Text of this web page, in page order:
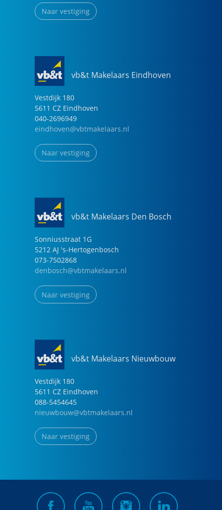
Naar vestiging
vb&t Makelaars Eindhoven
Vestdijk 180
5611 CZ Eindhoven
040-2696949
eindhoven@vbtmakelaars.nl
Naar vestiging
vb&t Makelaars Den Bosch
Sonniusstraat 1G
5212 AJ 's-Hertogenbosch
073-7502868
denbosch@vbtmakelaars.nl
Naar vestiging
vb&t Makelaars Nieuwbouw
Vestdijk 180
5611 CZ Eindhoven
088-5454645
nieuwbouw@vbtmakelaars.nl
Naar vestiging